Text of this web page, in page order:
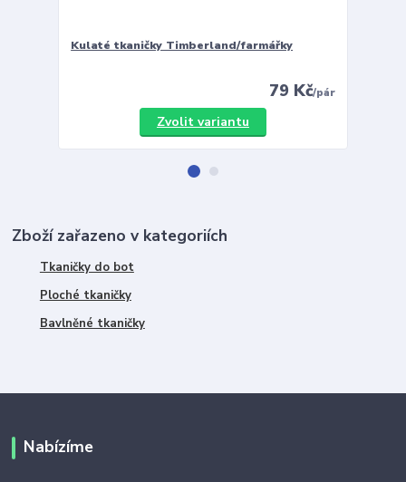
Kulaté tkaničky Timberland/farmářky
79 Kč/pár
Zvolit variantu
Zboží zařazeno v kategoriích
Tkaničky do bot
Ploché tkaničky
Bavlněné tkaničky
Nabízíme